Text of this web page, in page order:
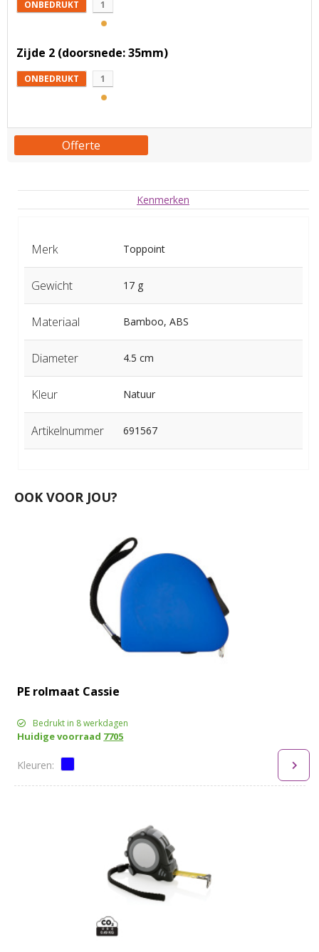
ONBEDRUKT 1
Zijde 2 (doorsnede: 35mm)
ONBEDRUKT 1
Offerte
Kenmerken
Merk Toppoint
Gewicht 17 g
Materiaal Bamboo, ABS
Diameter 4.5 cm
Kleur Natuur
Artikelnummer 691567
OOK VOOR JOU?
PE rolmaat Cassie
Bedrukt in 8 werkdagen
Huidige voorraad 7705